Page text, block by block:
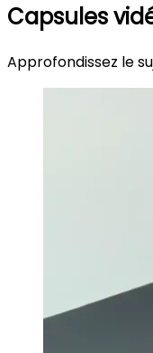
Capsules
Approfondissez le